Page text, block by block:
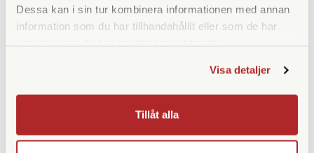
Dessa kan i sin tur kombinera informationen med annan
information som du har tillhandahållit eller som de har
Visa detaljer
Tillåt alla
Prismatyp Porroprisma
Ja
Vikt (g) 295